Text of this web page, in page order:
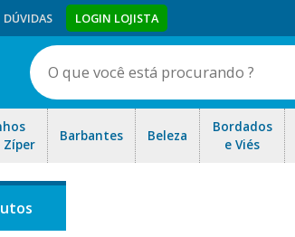
DÚVIDAS LOGIN LOJISTA
Zíper
Barbantes Beleza
Bordados
e Viés